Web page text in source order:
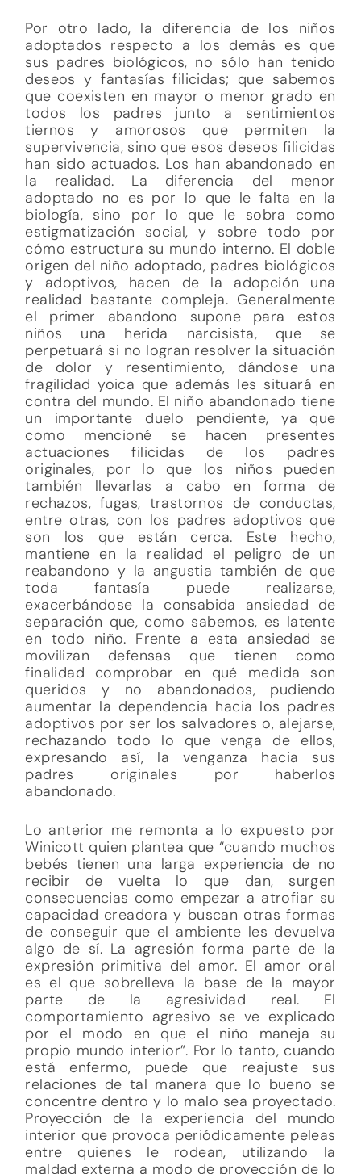
Por otro lado, la diferencia de los niños
adoptados respecto a los demás es que
sus padres biológicos, no sólo han tenido
deseos y fantasías filicidas; que sabemos
que coexisten en mayor o menor grado en
todos los padres junto a sentimientos
tiernos y amorosos que permiten la
supervivencia, sino que esos deseos filicidas
han sido actuados. Los han abandonado en
la realidad. La diferencia del menor
adoptado no es por lo que le falta en la
biología, sino por lo que le sobra como
estigmatización social, y sobre todo por
cómo estructura su mundo interno. El doble
origen del niño adoptado, padres biológicos
y adoptivos, hacen de la adopción una
realidad bastante compleja. Generalmente
el primer abandono supone para estos
niños una herida narcisista, que se
perpetuará si no logran resolver la situación
de dolor y resentimiento, dándose una
fragilidad yoica que además les situará en
contra del mundo. El niño abandonado tiene
un importante duelo pendiente, ya que
como mencioné se hacen presentes
actuaciones filicidas de los padres
originales, por lo que los niños pueden
también llevarlas a cabo en forma de
rechazos, fugas, trastornos de conductas,
entre otras, con los padres adoptivos que
son los que están cerca. Este hecho,
mantiene en la realidad el peligro de un
reabandono y la angustia también de que
toda fantasía puede realizarse,
exacerbándose la consabida ansiedad de
separación que, como sabemos, es latente
en todo niño. Frente a esta ansiedad se
movilizan defensas que tienen como
finalidad comprobar en qué medida son
queridos y no abandonados, pudiendo
aumentar la dependencia hacia los padres
adoptivos por ser los salvadores o, alejarse,
rechazando todo lo que venga de ellos,
expresando así, la venganza hacia sus
padres originales por haberlos
abandonado.
Lo anterior me remonta a lo expuesto por
Winicott quien plantea que “cuando muchos
bebés tienen una larga experiencia de no
recibir de vuelta lo que dan, surgen
consecuencias como empezar a atrofiar su
capacidad creadora y buscan otras formas
de conseguir que el ambiente les devuelva
algo de sí. La agresión forma parte de la
expresión primitiva del amor. El amor oral
es el que sobrelleva la base de la mayor
parte de la agresividad real. El
comportamiento agresivo se ve explicado
por el modo en que el niño maneja su
propio mundo interior”. Por lo tanto, cuando
está enfermo, puede que reajuste sus
relaciones de tal manera que lo bueno se
concentre dentro y lo malo sea proyectado.
Proyección de la experiencia del mundo
interior que provoca periódicamente peleas
entre quienes le rodean, utilizando la
maldad externa a modo de proyección de lo